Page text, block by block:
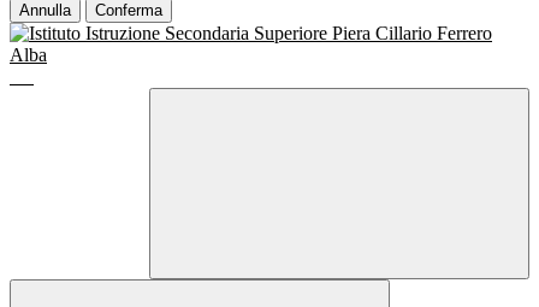
Annulla Conferma